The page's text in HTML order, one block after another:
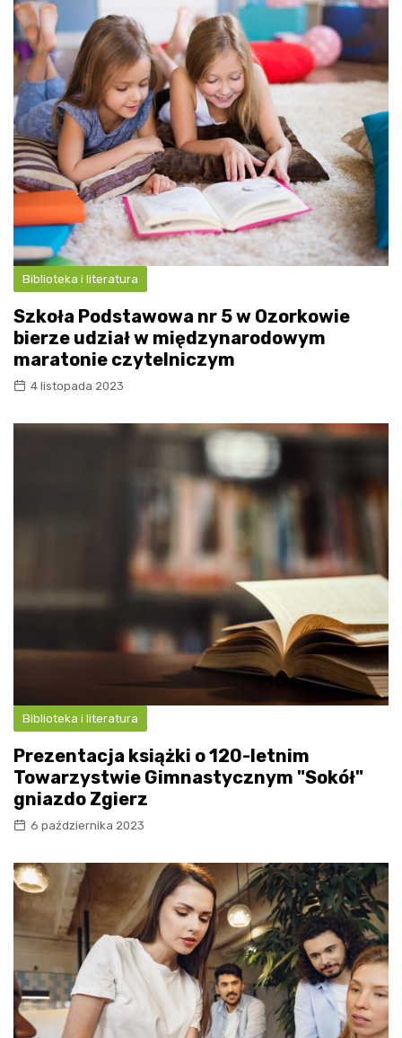
Biblioteka i literatura
Szkoła Podstawowa nr 5 w Ozorkowie
bierze udział w międzynarodowym
maratonie czytelniczym
4 listopada 2023
Biblioteka i literatura
Prezentacja książki o 120-letnim
Towarzystwie Gimnastycznym "Sokół"
gniazdo Zgierz
6 października 2023